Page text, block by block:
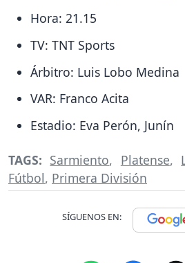
Hora: 21.15
TV: TNT Sports
Árbitro: Luis Lobo Medina
VAR: Franco Acita
Estadio: Eva Perón, Junín
TAGS: Sarmiento, Platense,
Fútbol, Primera División
SÍGUENOS EN: